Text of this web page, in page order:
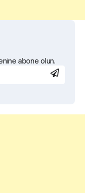
abone olun.